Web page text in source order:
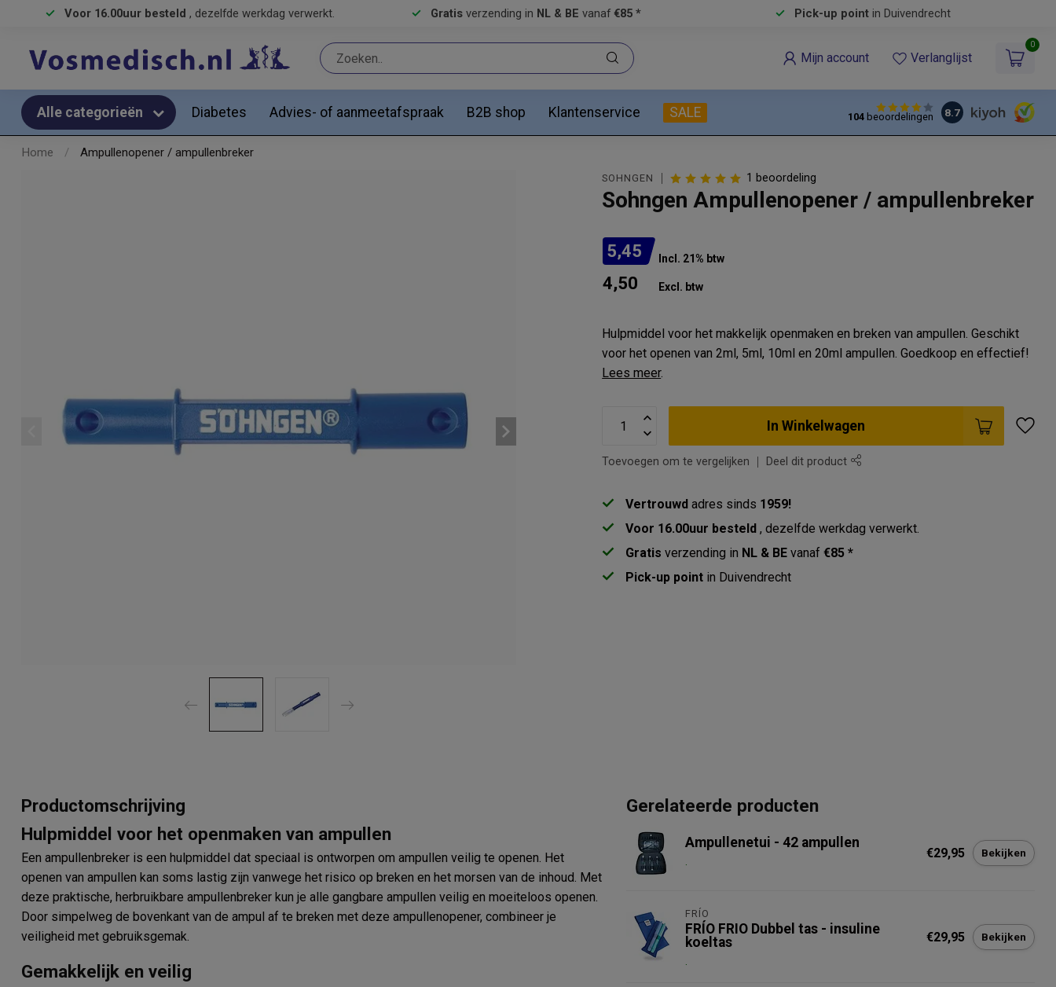
Voor 16.00uur besteld , dezelfde werkdag verwerkt. Gratis verzending in NL & BE vanaf €85 * Pick-up pointin Duivendrecht
Mijn account Verlanglijst
0
Alle categorieën Diabetes Advies- of aanmeetafspraak B2B shop Klantenservice SALE 104beoordelingen 8.7
Home / Ampullenopener / ampullenbreker
SOHNGEN 1 beoordeling
Sohngen Ampullenopener / ampullenbreker
5,45 Incl. 21% btw
4,50 Excl. btw
Hulpmiddel voor het makkelijk openmaken en breken van ampullen. Geschikt
voor het openen van 2ml, 5ml, 10ml en 20ml ampullen. Goedkoop en effectief!
Lees meer.
In Winkelwagen
Toevoegen om te vergelijken Deel dit product
Vertrouwd adres sinds 1959!
Voor 16.00uur besteld, dezelfde werkdag verwerkt.
Gratis verzending in NL & BE vanaf€85 *
Pick-up point in Duivendrecht
Productomschrijving
Hulpmiddel voor het openmaken van ampullen
Een ampullenbreker is een hulpmiddel dat speciaal is ontworpen om ampullen veilig te openen. Het
openen van ampullen kan soms lastig zijn vanwege het risico op breken en het morsen van de inhoud. Met
deze praktische, herbruikbare ampullenbreker kun je alle gangbare ampullen veilig en moeiteloos openen.
Door simpelweg de bovenkant van de ampul af te breken met deze ampullenopener, combineer je
veiligheid met gebruiksgemak.
Gemakkelijk en veilig
Gerelateerde producten
Ampullenetui - 42 ampullen
.
€29,95 Bekijken
FRÍO
FRÍO FRIO Dubbel tas - insuline
koeltas
.
€29,95 Bekijken